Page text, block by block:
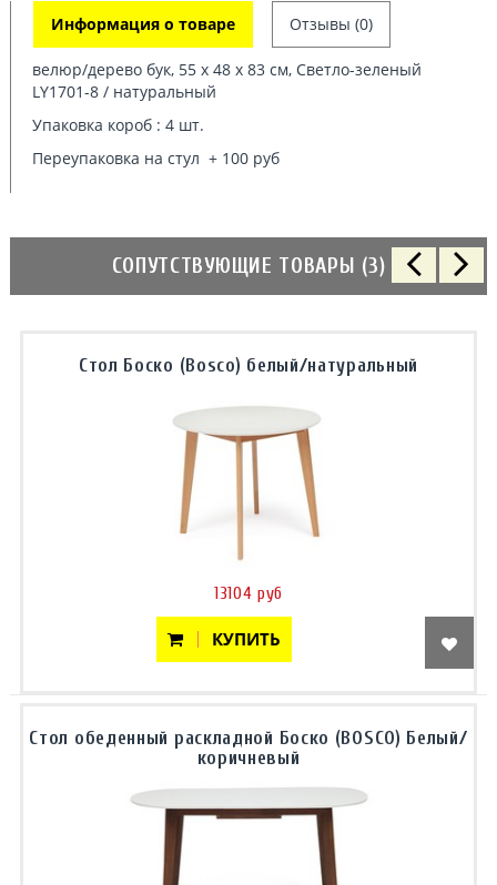
Информация о товаре
Отзывы (0)
велюр/дерево бук, 55 х 48 х 83 см, Светло-зеленый
LY1701-8 / натуральный
Упаковка короб : 4 шт.
Переупаковка на стул + 100 руб
СОПУТСТВУЮЩИЕ ТОВАРЫ (3)
Стол Боско (Bosco) белый/натуральный
13104 руб
КУПИТЬ
Стол обеденный раскладной Боско (BOSCO) Белый/
коричневый